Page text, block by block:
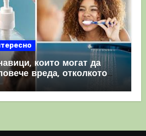
които могат да
вреда, отколкото